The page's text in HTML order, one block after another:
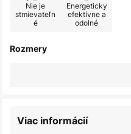
Nie je
stmievateľn
é
Energeticky
efektívne a
odolné
Rozmery
Viac informácií